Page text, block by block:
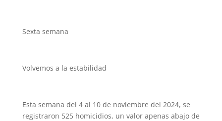
Sexta semana
Volvemos a la estabilidad
Esta semana del 4 al 10 de noviembre del 2024, se
registraron 525 homicidios, un valor apenas abajo de